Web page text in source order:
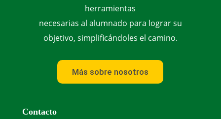
herramientas
necesarias al alumnado para lograr su
objetivo, simplificándoles el camino.
Más sobre nosotros
Contacto